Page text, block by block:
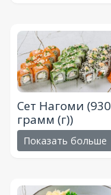
Сет Нагоми (930
грамм (г))
Показать больше